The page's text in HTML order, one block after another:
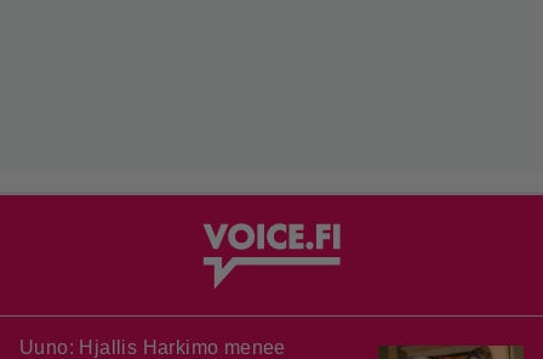
Uuno: Hjallis Harkimo menee